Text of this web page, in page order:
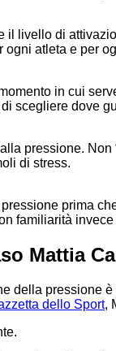
livello di
ogni atleta e per
in cui
scegliere dove
pressione.
di stress.
prima
familiarità
Mattia
della pressione
dello Sport,